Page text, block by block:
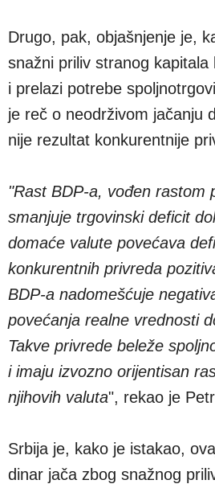
Drugo, pak, objašnjenje je,
snažni priliv stranog kapitala
i prelazi potrebe
je reč o neodrživom jačanju
nije rezultat konkurentnije
"Rast BDP-a, vođen rastom
smanjuje trgovinski deficit
domaće valute povećava
konkurentnih privreda
BDP-a nadomešćuje
povećanja realne vrednosti
Takve privrede beleže
i imaju izvozno orijentisan
njihovih valuta", rekao je
Srbija je, kako je istakao,
dinar jača zbog snažnog